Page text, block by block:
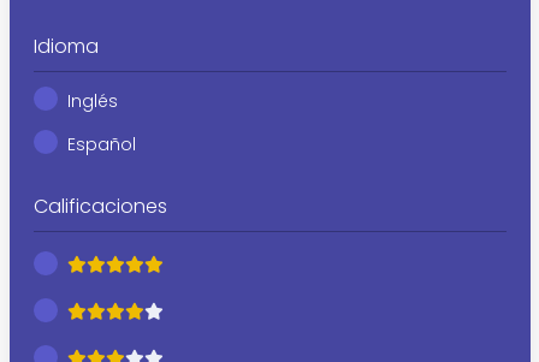
Idioma
Inglés
Español
Calificaciones